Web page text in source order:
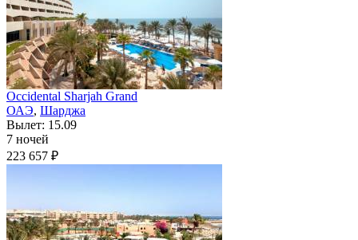
Occidental Sharjah Grand
ОАЭ, Шарджа
Вылет: 15.09
7 ночей
223 657 ₽